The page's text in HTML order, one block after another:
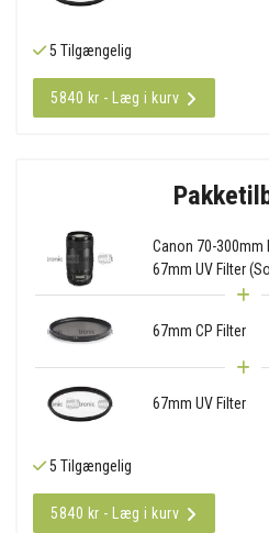
5 Tilgængelig
5840 kr - Læg i kurv
Canon 70-300mm
67mm UV Filter
67mm CP Filter
67mm UV Filter
5 Tilgængelig
5840 kr - Læg i kurv